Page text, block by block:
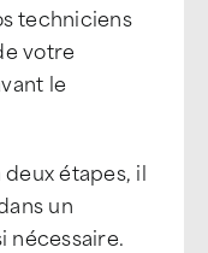
techniciens
votre
le
étapes, il
un
nécessaire.